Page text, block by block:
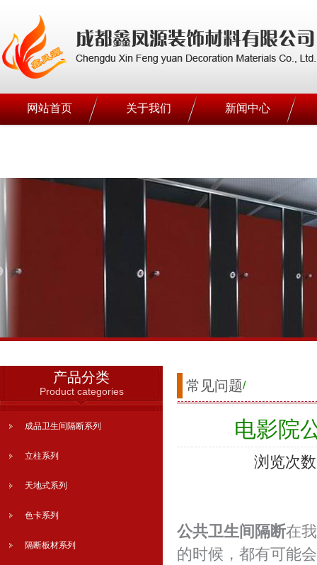
网站首页 关于我们 新闻中心
产品分类
Product categories
成品卫生间隔断系列
立柱系列
天地式系列
色卡系列
隔断板材系列
常见问题/
电影院
浏览次
公共卫生间隔断在
的时候，都有可能